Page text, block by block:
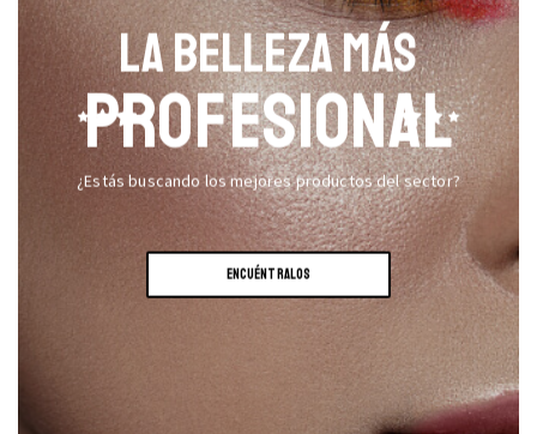
LA BELLEZA MÁS
PROFESIONAL
¿Estás buscando los mejores productos del sector?
ENCUÉNTRALOS